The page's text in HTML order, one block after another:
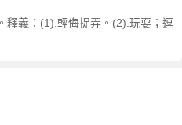
釋義：(1).輕侮捉弄。(2).玩耍；逗